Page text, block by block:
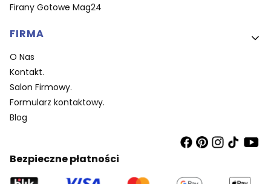
Firany Gotowe Mag24
FIRMA
O Nas
Kontakt.
Salon Firmowy.
Formularz kontaktowy.
Blog
Bezpieczne płatności